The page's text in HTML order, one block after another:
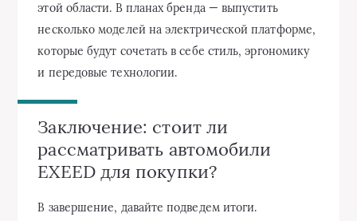
этой области. В планах бренда — выпустить
несколько моделей на электрической платформе,
которые будут сочетать в себе стиль, эргономику
и передовые технологии.
Заключение: стоит ли
рассматривать автомобили
EXEED для покупки?
В завершение, давайте подведем итоги.